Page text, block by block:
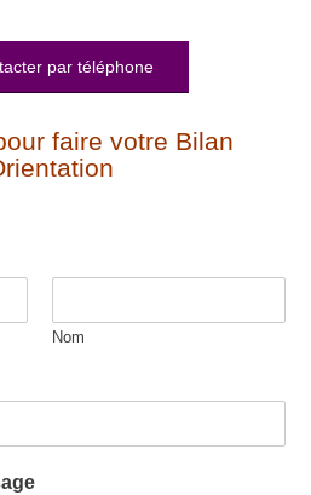
par téléphone
faire votre Bilan
Nom